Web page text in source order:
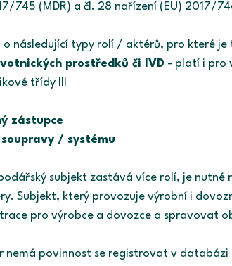
745 (MDR) a čl. 28 nařízení (EU) 2017/
o následující typy rolí / aktérů, pro které
prostředků či IVD - platí i pro
třídy III
zástupce
/ systému
subjekt zastává více rolí, je
Subjekt, který provozuje výrobní i
pro výrobce a dovozce a spravovat
nemá povinnost se registrovat v databázi